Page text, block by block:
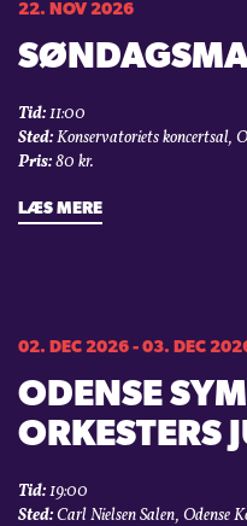
22. NOV 2026
Tid:11:00
Sted:Konservatoriets koncertsal,
Pris:80 kr.
LÆS MERE
02. DEC 2026 - 03. DEC
ODENSE
ORKESTERS
Tid:19:00
Sted:Carl Nielsen Salen, Odense